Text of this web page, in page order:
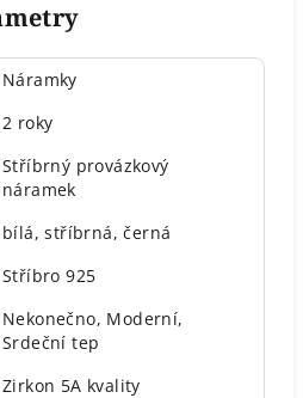
Náramky
2 roky
Stříbrný provázkový
náramek
bílá,stříbrná,černá
Stříbro 925
Nekonečno, Moderní,
Srdeční tep
Zirkon 5A kvality